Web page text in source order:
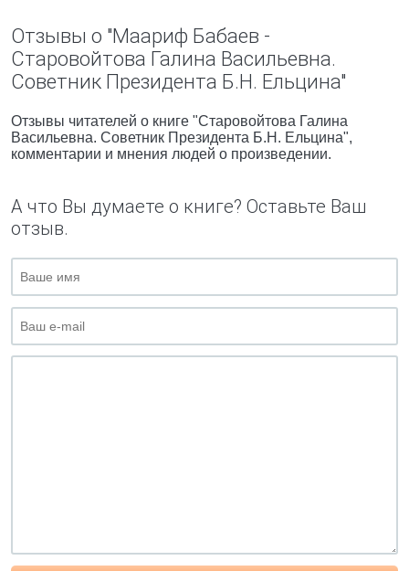
Отзывы о "Маариф Бабаев -
Старовойтова Галина Васильевна.
Советник Президента Б.Н. Ельцина"
Отзывы читателей о книге "Старовойтова Галина
Васильевна. Советник Президента Б.Н. Ельцина",
комментарии и мнения людей о произведении.
А что Вы думаете о книге? Оставьте Ваш
отзыв.